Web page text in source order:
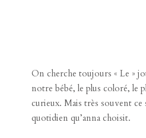
On cherche toujours « Le »
notre bébé, le plus coloré, le
curieux. Mais très souvent ce
quotidien qu’anna choisit.